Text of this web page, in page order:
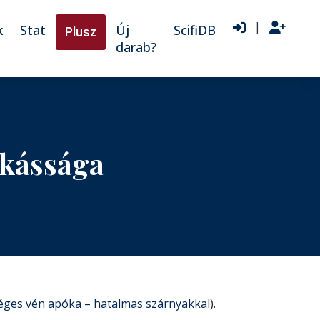
Stat Plusz
Új
darab?
ScifiDB |
vén apóka – hatalmas szárnyakkal).